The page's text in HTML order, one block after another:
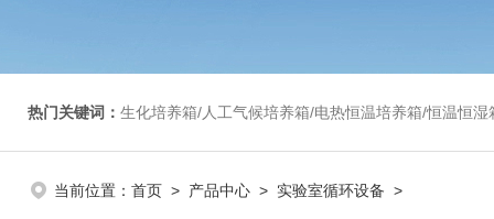
热门关键词： 生化培养箱/人工气候培养箱/电热恒温培养箱/恒温恒湿箱/光照培养箱/二氧化碳培养箱
当前位置： 首页 > 产品中心 > 实验室循环设备 >